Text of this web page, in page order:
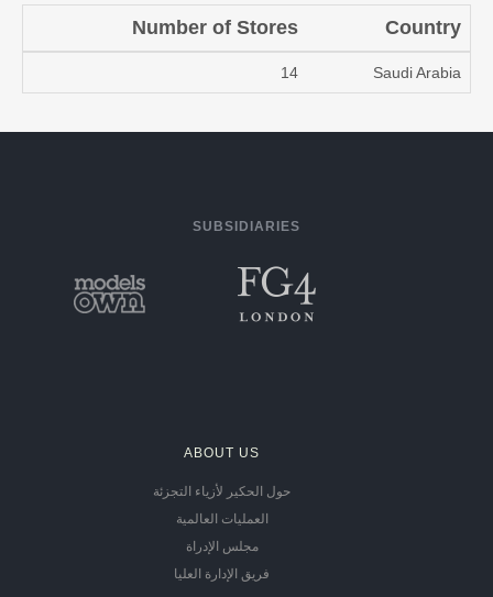
Country
Number of Stores
Saudi Arabia
14
SUBSIDIARIES
ABOUT US
حول الحكير لأزياء التجزئة
العمليات العالمية
مجلس الإدراة
فريق الإدارة العليا